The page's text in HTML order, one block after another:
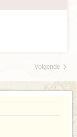
Volgende